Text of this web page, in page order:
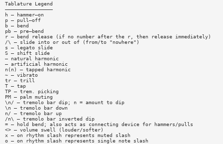
Tablature Legend
————————————————
h — hammer—on
p — pull—off
b — bend
pb — pre—bend
r — bend release (if no number after the r, then release immediately)
/\ — slide into or out of (from/to "nowhere")
s — legato slide
S — shift slide
— natural harmonic
— artificial harmonic
n(n) — tapped harmonic
~ — vibrato
tr — trill
T — tap
TP — trem. picking
PM — palm muting
\n/ — tremolo bar dip; n = amount to dip
\n — tremolo bar down
n/ — tremolo bar up
/n\ — tremolo bar inverted dip
= — hold bend; also acts as connecting device for hammers/pulls
<> — volume swell (louder/softer)
x — on rhythm slash represents muted slash
o — on rhythm slash represents single note slash